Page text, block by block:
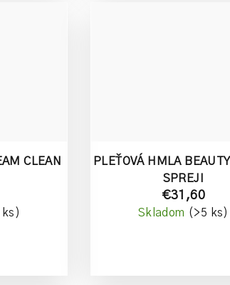
CLEAN
ks)
PLEŤOVÁ HMLA
SPREJI
€31,60
Skladom (>5 ks)